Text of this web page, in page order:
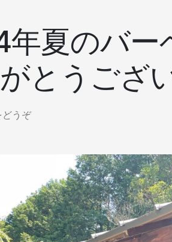
夏のバー
とうござ
どうぞ(2024
ベ
キ
ュ
ー